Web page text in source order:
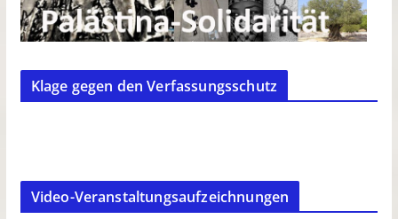
Klage gegen den Verfassungsschutz
Video-Veranstaltungsaufzeichnungen